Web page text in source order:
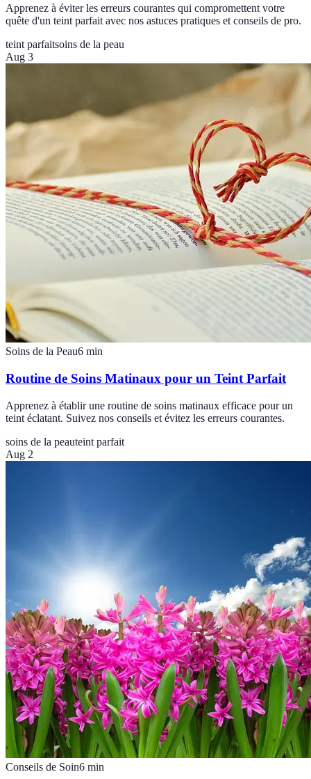
Apprenez à éviter les erreurs courantes qui compromettent votre
quête d'un teint parfait avec nos astuces pratiques et conseils de pro.
teint parfaitsoins de la peau
Aug 3
Soins de la Peau6 min
Routine de Soins Matinaux pour un Teint Parfait
Apprenez à établir une routine de soins matinaux efficace pour un
teint éclatant. Suivez nos conseils et évitez les erreurs courantes.
soins de la peauteint parfait
Aug 2
Conseils de Soin6 min